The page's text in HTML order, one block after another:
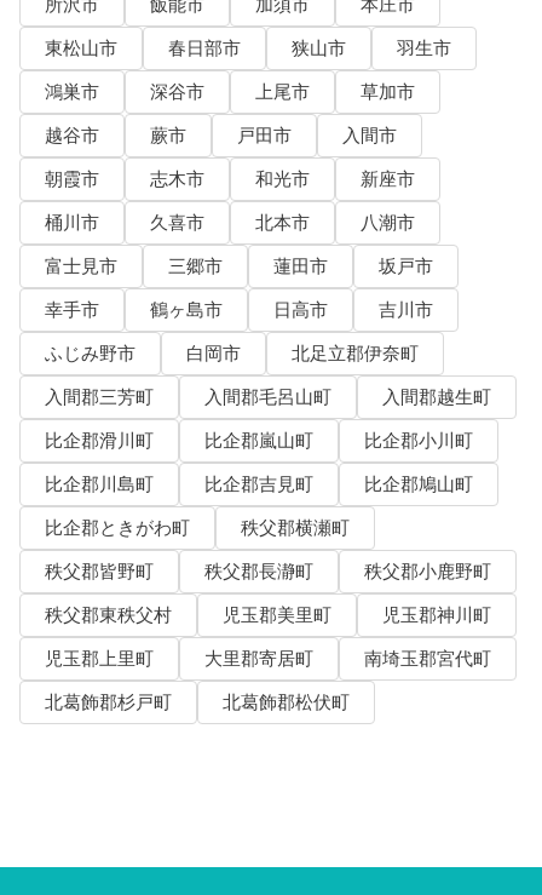
所沢市
飯能市 加須市
本庄市
東松山市
春日部市 狭山市
羽生市
鴻巣市
深谷市 上尾市
草加市
越谷市
蕨市 戸田市
入間市
朝霞市
志木市 和光市
新座市
桶川市
久喜市 北本市
八潮市
富士見市
三郷市 蓮田市
坂戸市
幸手市
鶴ヶ島市 日高市
吉川市
ふじみ野市
白岡市
北足立郡伊奈町
入間郡三芳町
入間郡毛呂山町
入間郡越生町
比企郡滑川町
比企郡嵐山町
比企郡小川町
比企郡川島町
比企郡吉見町
比企郡鳩山町
比企郡ときがわ町
秩父郡横瀬町
秩父郡皆野町
秩父郡長瀞町
秩父郡小鹿野町
秩父郡東秩父村
児玉郡美里町
児玉郡神川町
児玉郡上里町
大里郡寄居町
南埼玉郡宮代町
北葛飾郡杉戸町
北葛飾郡松伏町